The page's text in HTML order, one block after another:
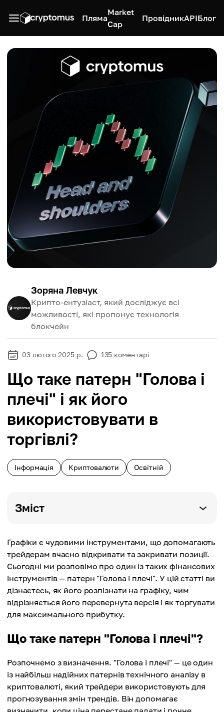
Пляма
Market
Cap
ПровідникAPIБлог
Зоряна Левчук
Крипто-ентузіаст, який досліджує всі
можливості, які пропонує технологія
блокчейн
03 лютого 2025 р. 135 коментарі
Що таке патерн "Голова і
плечі" і як його
використовувати в
торгівлі?
Інформація Криптовалюти Освітній
Зміст
Графіки є чудовими інструментами, що допомагають
трейдерам вчасно відкривати та закривати позиції.
Сьогодні ми розповімо про один із таких фінансових
інструментів — патерн "Голова і плечі". У цій статті ви
дізнаєтесь, як його розпізнати на графіку, чим
відрізняється його перевернута версія і як торгувати
для максимального прибутку.
Що таке патерн "Голова і плечі"?
Розпочнемо з визначення. "Голова і плечі" — це один
із найбільш надійних патернів технічного аналізу в
криптовалюті, який трейдери використовують для
прогнозування змін трендів. Він допомагає